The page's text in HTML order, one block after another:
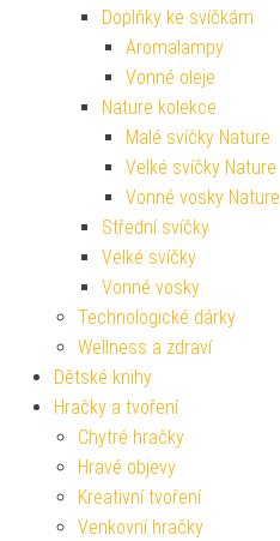
Doplňky ke svíčkám
Aromalampy
Vonné oleje
Nature kolekce
Malé svíčky Nature
Velké svíčky Nature
Vonné vosky Nature
Střední svíčky
Velké svíčky
Vonné vosky
Technologické dárky
Wellness a zdraví
Dětské knihy
Hračky a tvoření
Chytré hračky
Hravé objevy
Kreativní tvoření
Venkovní hračky